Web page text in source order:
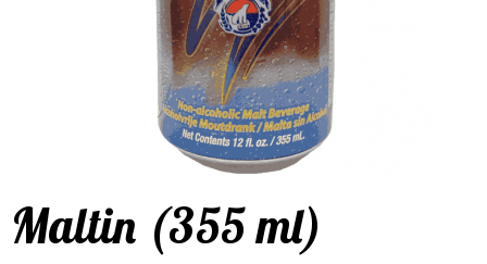
Maltin (355 ml)